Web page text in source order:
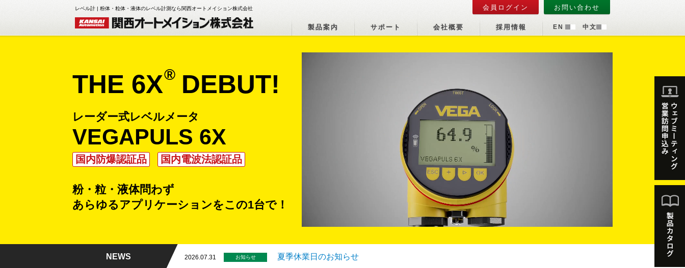
レベル計 | 粉体・粒体・液体のレベル計測なら関西オートメイション株式会社 会員ログイン お問い合わせ
製品案内 サポート 会社概要 採用情報 EN 中文
THE 6X®DEBUT!
レーダー式レベルメータ
VEGAPULS 6X
国内防爆認証品 国内電波法認証品
粉・粒・液体問わず
あらゆるアプリケーションをこの1台で！
NEWS 2026.07.31 お知らせ 夏季休業日のお知らせ